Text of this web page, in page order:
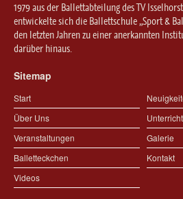
1979 aus der Ballettabteilung des TV
entwickelte sich die Ballettschule „Sport &
den letzten Jahren zu einer anerkannten
darüber hinaus.
Sitemap
Start
Über Uns
Unterricht
Veranstaltungen
Galerie
Balletteckchen
Kontakt
Videos